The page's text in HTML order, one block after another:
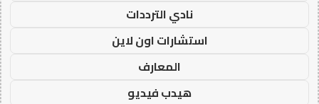
نادي الترددات
استشارات اون لاين
المعارف
هيدب فيديو